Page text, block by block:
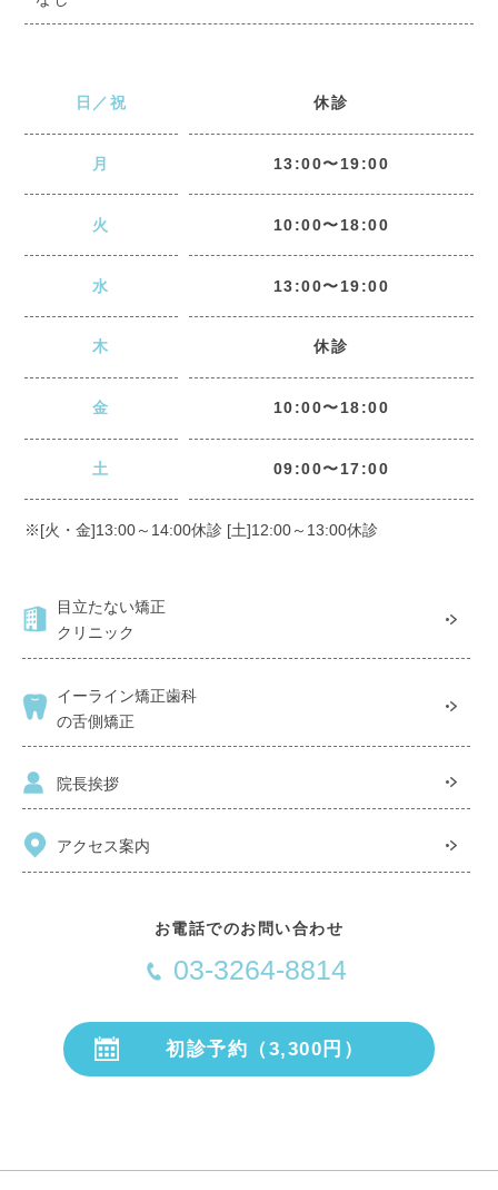
目立たない矯正
クリニック
イーライン矯正歯科
の舌側矯正
院長挨拶
アクセス案内
日／祝
月
火
水
木
金
土
休診
13:00〜19:00
10:00〜18:00
13:00〜19:00
休診
10:00〜18:00
09:00〜17:00
※[火・金]13:00～14:00休診 [土]12:00～13:00休診
お電話でのお問い合わせ
03-3264-8814
初診予約（3,300円）